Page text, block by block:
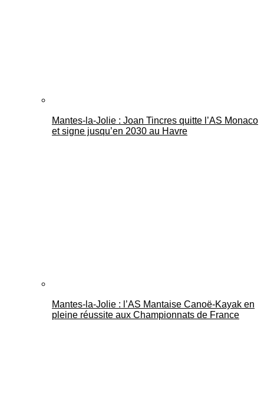
Mantes-la-Jolie : Joan Tincres quitte l’AS Monaco
et signe jusqu’en 2030 au Havre
Mantes-la-Jolie : l’AS Mantaise Canoë‑Kayak en
pleine réussite aux Championnats de France